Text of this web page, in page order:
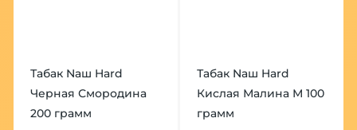
Табак Nаш Hard
Черная Смородина
200 грамм
Табак Nаш Hard
Кислая Малина М 100
грамм